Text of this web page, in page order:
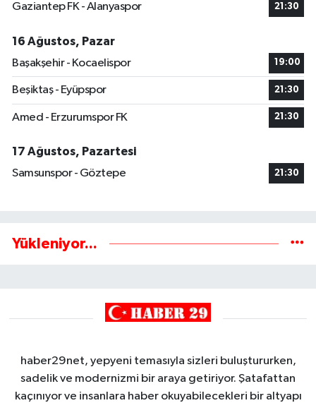
Gaziantep FK - Alanyaspor 21:30
16 Ağustos, Pazar
Başakşehir - Kocaelispor
19:00
Beşiktaş - Eyüpspor 21:30
Amed - Erzurumspor FK 21:30
17 Ağustos, Pazartesi
Samsunspor - Göztepe
21:30
Yükleniyor...
haber29net, yepyeni temasıyla sizleri buluştururken,
sadelik ve modernizmi bir araya getiriyor. Şatafattan
kaçınıyor ve insanlara haber okuyabilecekleri bir altyapı